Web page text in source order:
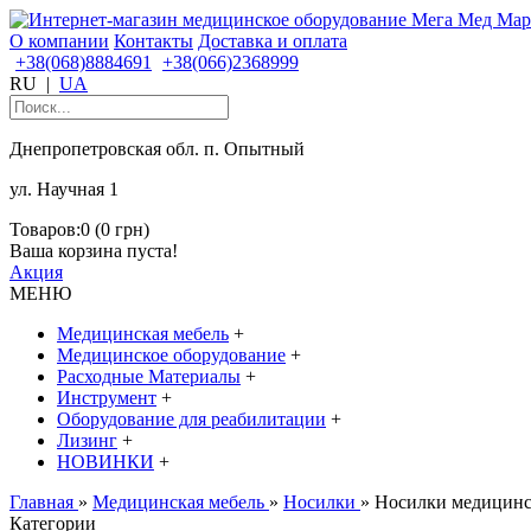
О компании Контакты Доставка и оплата
+38(068)8884691
+38(066)2368999
RU | UA
Днепропетровская обл. п. Опытный
ул. Научная 1
Товаров:0 (0 грн)
Ваша корзина пуста!
Акция
МЕНЮ
Медицинская мебель +
Медицинское оборудование +
Расходные Материалы +
Инструмент +
Оборудование для реабилитации +
Лизинг +
НОВИНКИ +
Главная » Медицинская мебель » Носилки » Носилки
Категории